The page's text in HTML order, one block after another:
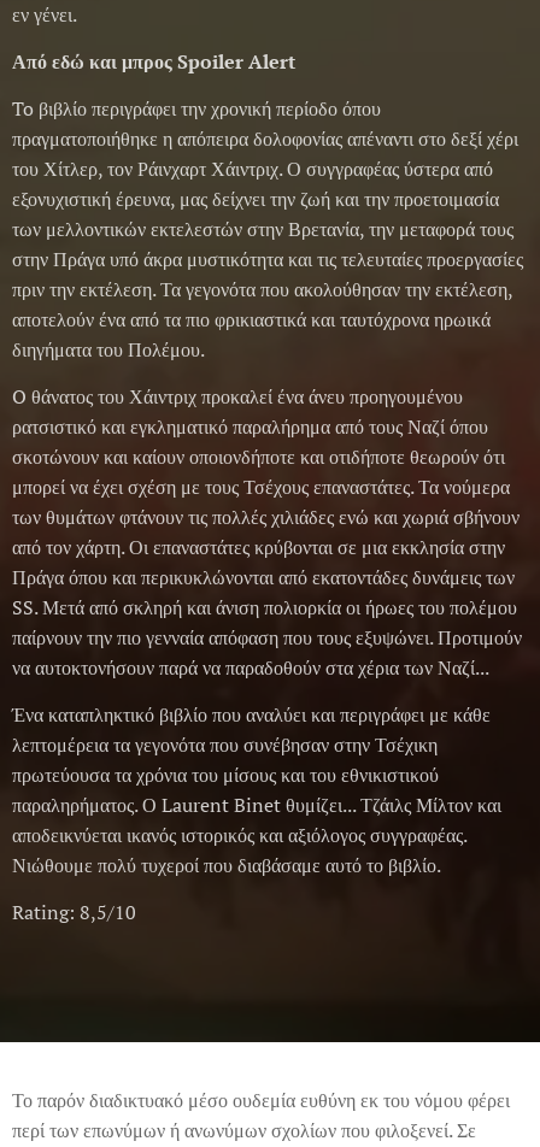
εν γένει.
Από εδώ και μπρος Spoiler Alert
To βιβλίο περιγράφει την χρονική περίοδο όπου
πραγματοποιήθηκε η απόπειρα δολοφονίας απέναντι στο δεξί χέρι
του Χίτλερ, τον Ράινχαρτ Χάιντριχ. Ο συγγραφέας ύστερα από
εξονυχιστική έρευνα, μας δείχνει την ζωή και την προετοιμασία
των μελλοντικών εκτελεστών στην Βρετανία, την μεταφορά τους
στην Πράγα υπό άκρα μυστικότητα και τις τελευταίες προεργασίες
πριν την εκτέλεση. Τα γεγονότα που ακολούθησαν την εκτέλεση,
αποτελούν ένα από τα πιο φρικιαστικά και ταυτόχρονα ηρωικά
διηγήματα του Πολέμου.
O θάνατος του Χάιντριχ προκαλεί ένα άνευ προηγουμένου
ρατσιστικό και εγκληματικό παραλήρημα από τους Ναζί όπου
σκοτώνουν και καίουν οποιονδήποτε και οτιδήποτε θεωρούν ότι
μπορεί να έχει σχέση με τους Τσέχους επαναστάτες. Τα νούμερα
των θυμάτων φτάνουν τις πολλές χιλιάδες ενώ και χωριά σβήνουν
από τον χάρτη. Οι επαναστάτες κρύβονται σε μια εκκλησία στην
Πράγα όπου και περικυκλώνονται από εκατοντάδες δυνάμεις των
SS. Μετά από σκληρή και άνιση πολιορκία οι ήρωες του πολέμου
παίρνουν την πιο γενναία απόφαση που τους εξυψώνει. Προτιμούν
να αυτοκτονήσουν παρά να παραδοθούν στα χέρια των Ναζί...
Ένα καταπληκτικό βιβλίο που αναλύει και περιγράφει με κάθε
λεπτομέρεια τα γεγονότα που συνέβησαν στην Τσέχικη
πρωτεύουσα τα χρόνια του μίσους και του εθνικιστικού
παραληρήματος. Ο Laurent Binet θυμίζει... Τζάιλς Μίλτον και
αποδεικνύεται ικανός ιστορικός και αξιόλογος συγγραφέας.
Νιώθουμε πολύ τυχεροί που διαβάσαμε αυτό το βιβλίο.
Rating: 8,5/10
Το παρόν διαδικτυακό μέσο ουδεμία ευθύνη εκ του νόμου φέρει
περί των επωνύμων ή ανωνύμων σχολίων που φιλοξενεί. Σε